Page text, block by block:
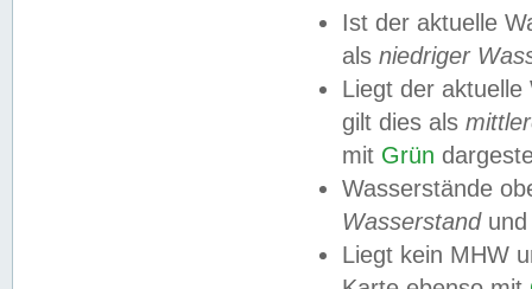
Ist der aktuelle
als niedriger
Liegt der
gilt dies als
mit Grün
Wasserstände
Wasserstandund
Liegt kein MHW